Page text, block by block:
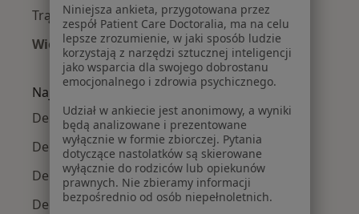
Trądzik w Warszawie
Więcej (15)
Więcej w kategorii: Najczęście leczone
Najpopularniejsze ubezpieczenia
Dermatolodzy z Medicover w Warszawie
Dermatolodzy z Allianz w Warszawie
Dermatolodzy z INTER Polska w Warszawie
Dermatolodzy z Signal Iduna w Warszawie
Niniejsza ankieta, przygotowana przez
zespół Patient Care Doctoralia, ma na celu
lepsze zrozumienie, w jaki sposób ludzie
korzystają z narzędzi sztucznej inteligencji
jako wsparcia dla swojego dobrostanu
emocjonalnego i zdrowia psychicznego.
Udział w ankiecie jest anonimowy, a wyniki
będą analizowane i prezentowane
wyłącznie w formie zbiorczej. Pytania
dotyczące nastolatków są skierowane
wyłącznie do rodziców lub opiekunów
prawnych. Nie zbieramy informacji
bezpośrednio od osób niepełnoletnich.